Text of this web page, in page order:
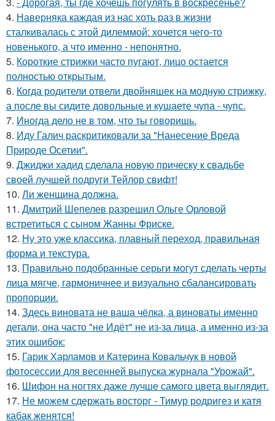
4. Наверняка каждая из нас хоть раз в жизни
сталкивалась с этой дилеммой: хочется чего-то
новенького, а что именно - непонятно.
5. Короткие стрижки часто пугают, лицо остается
полностью открытым.
6. Когда родители отвели двойняшек на модную стрижку,
а после вы сидите довольные и кушаете чупа - чупс.
7. Иногда дело не в том, что ты говоришь.
8. Иду Галич раскритиковали за "Нанесение Вреда
Природе Осетии".
9. Джиджи хадид сделала новую прическу к свадьбе
своей лучшей подруги Тейлор свифт!
10. Ли женщина должна.
11. Дмитрий Шепелев разрешил Ольге Орловой
встретиться с сыном Жанны Фриске.
12. Ну это уже классика, плавный переход, правильная
форма и текстура.
13. Правильно подобранные серьги могут сделать черты
лица мягче, гармоничнее и визуально сбалансировать
пропорции.
14. Здесь виновата не ваша чёлка, а виноваты именно
детали, она часто "не Идёт" не из-за лица, а именно из-за
этих ошибок:
15. Гарик Харламов и Катерина Ковальчук в новой
фотосессии для весенней выпуска журнала "Урожай".
16. Шифон на ногтях даже лучше самого цвета выглядит.
17. Не можем сдержать восторг - Тимур родригез и катя
кабак женятся!